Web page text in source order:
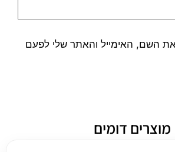
השם, האימייל והאתר שלי לפעם
מוצרים דומים